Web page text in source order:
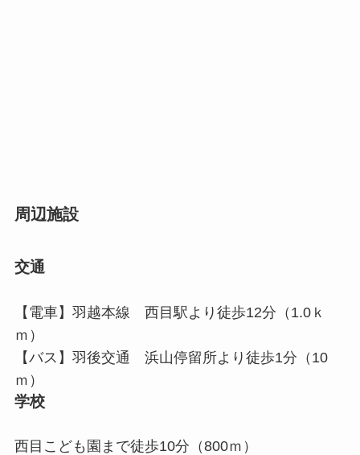
周辺施設
交通
【電車】羽越本線 西目駅より徒歩12分（1.0ｋ
ｍ）
【バス】羽後交通 浜山停留所より徒歩1分（10
ｍ）
学校
西目こども園まで徒歩10分（800ｍ）